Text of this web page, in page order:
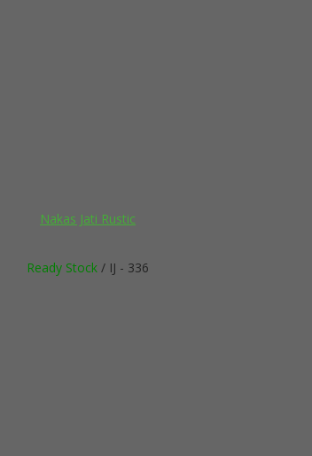
Nakas Jati Rustic
Ready Stock / IJ - 336